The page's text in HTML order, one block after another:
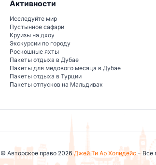
Активности
Исследуйте мир
Пустынное сафари
Круизы на дхоу
Экскурсии по городу
Роскошные яхты
Пакеты отдыха в Дубае
Пакеты для медового месяца в Дубае
Пакеты отдыха в Турции
Пакеты отпусков на Мальдивах
© Авторское право 2026 Джей Ти Ар Холидейс- Все